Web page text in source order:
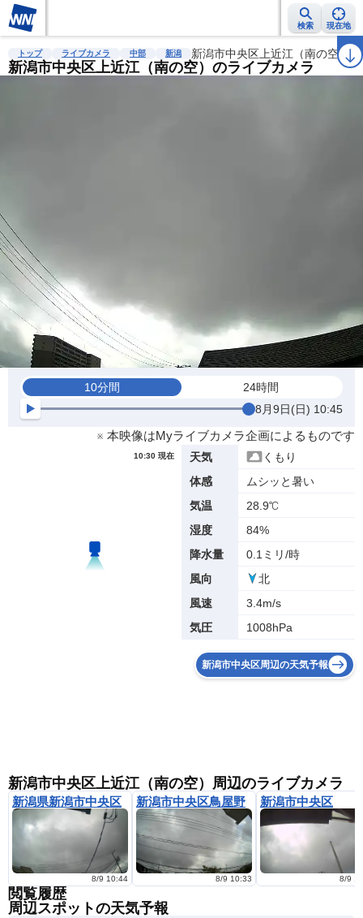
検索 現在地
雨雲レーダー 台風情報 地震情報 警報・注意報 2週間天気 ラ
トップ ライブカメラ 中部 新潟 新潟市中央区上近江（南の空）
新潟市中央区上近江（南の空）のライブカメラ
10分間
24時間
8月9日(日) 10:45
※ 本映像はMyライブカメラ企画によるものです
10:30 現在 天気
くもり
体感
ムシッと暑い
気温
28.9℃
湿度
84%
降水量
0.1ミリ/時
風向
北
風速
3.4m/s
気圧
1008hPa
新潟市中央区周辺の天気予報
新潟市中央区上近江（南の空）周辺のライブカメラ
新潟県新潟市中央区
8/9 10:44
新潟市中央区鳥屋野
8/9 10:33
新潟市中央区
8/9
閲覧履歴
周辺スポットの天気予報